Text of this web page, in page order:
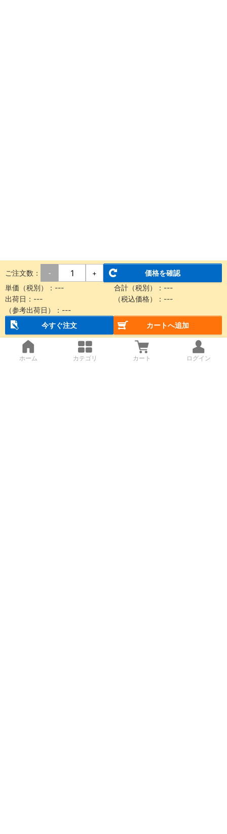
ご注文数： - +
価格を確認
単価（税別）： --- 合計（税別）： ---
出荷日： --- （税込価格）： ---
（参考出荷日）： ---
今すぐ注文
カートへ追加
ホーム カテゴリ カート ログイン